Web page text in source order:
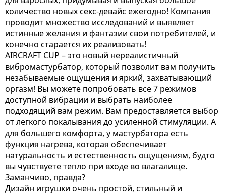
количество новых секс-девайс ежегодно! Компания
проводит множество исследований и выявляет
истинные желания и фантазии свои потребителей, и
конечно старается их реализовать!
AIRCRAFT CUP – это новый нереалистичный
вибромастурбатор, который позволит вам получить
незабываемые ощущения и яркий, захватывающий
оргазм! Вы можете попробовать все 7 режимов
доступной вибрации и выбрать наиболее
подходящий вам режим. Вам предоставляется выбор
от легкого покалывания до усиленной стимуляции. А
для большего комфорта, у мастурбатора есть
функция нагрева, которая обеспечивает
натуральность и естественность ощущениям, будто
вы чувствуете тепло при входе во влагалище.
Заманчиво, правда?
Дизайн игрушки очень простой, стильный и